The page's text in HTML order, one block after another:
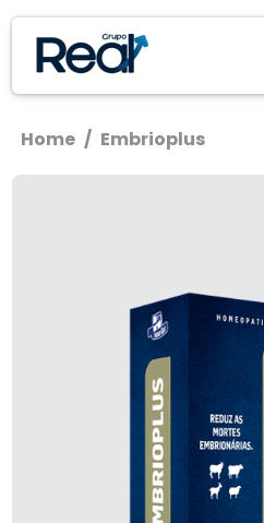
Home / Embrioplus